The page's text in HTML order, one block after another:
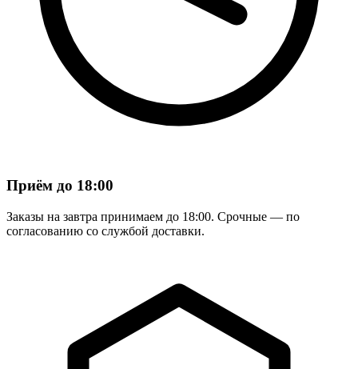
Приём до 18:00
Заказы на завтра принимаем до 18:00. Срочные — по
согласованию со службой доставки.